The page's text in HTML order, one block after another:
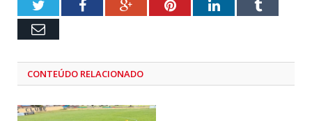
TwitterFacebookGoogle+PinterestLinkedInTumblr
Email
CONTEÚDO RELACIONADO